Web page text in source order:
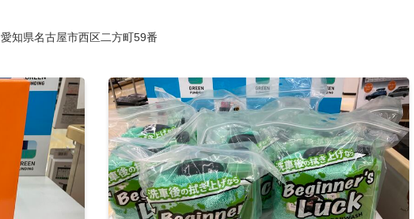
愛知県名古屋市西区二方町59番